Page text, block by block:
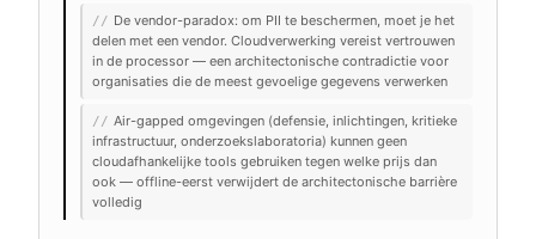
// De vendor-paradox: om PII te beschermen, moet je het
delen met een vendor. Cloudverwerking vereist vertrouwen
in de processor — een architectonische contradictie voor
organisaties die de meest gevoelige gegevens verwerken
// Air-gapped omgevingen (defensie, inlichtingen, kritieke
infrastructuur, onderzoekslaboratoria) kunnen geen
cloudafhankelijke tools gebruiken tegen welke prijs dan
ook — offline-eerst verwijdert de architectonische barrière
volledig